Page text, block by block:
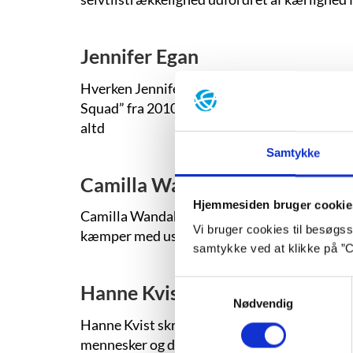
Samtykke
Hjemmesiden bruger
Vi bruger cookies til
samtykke ved at klikke på
Nødvendig
Jennifer Egan
Hverken Jennifer Egan eller hendes forlag
Squad” fra 2010 (”Tæskeholdet banker
altd
Camilla Wandahl
Camilla Wandahl skriver om den svære
kæmper med usikkerhed, forelskelser og
Hanne Kvist
Hanne Kvist skriver for store og små, for
mennesker og dyr. Hun kredser om